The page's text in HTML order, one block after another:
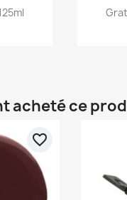
acheté ce
favorite_border